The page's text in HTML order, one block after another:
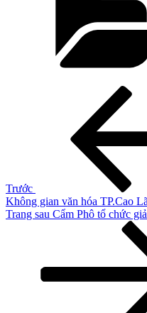
Trước
Không gian văn hóa TP.Cao
Bài
Trang sau Cẩm Phô tổ chức